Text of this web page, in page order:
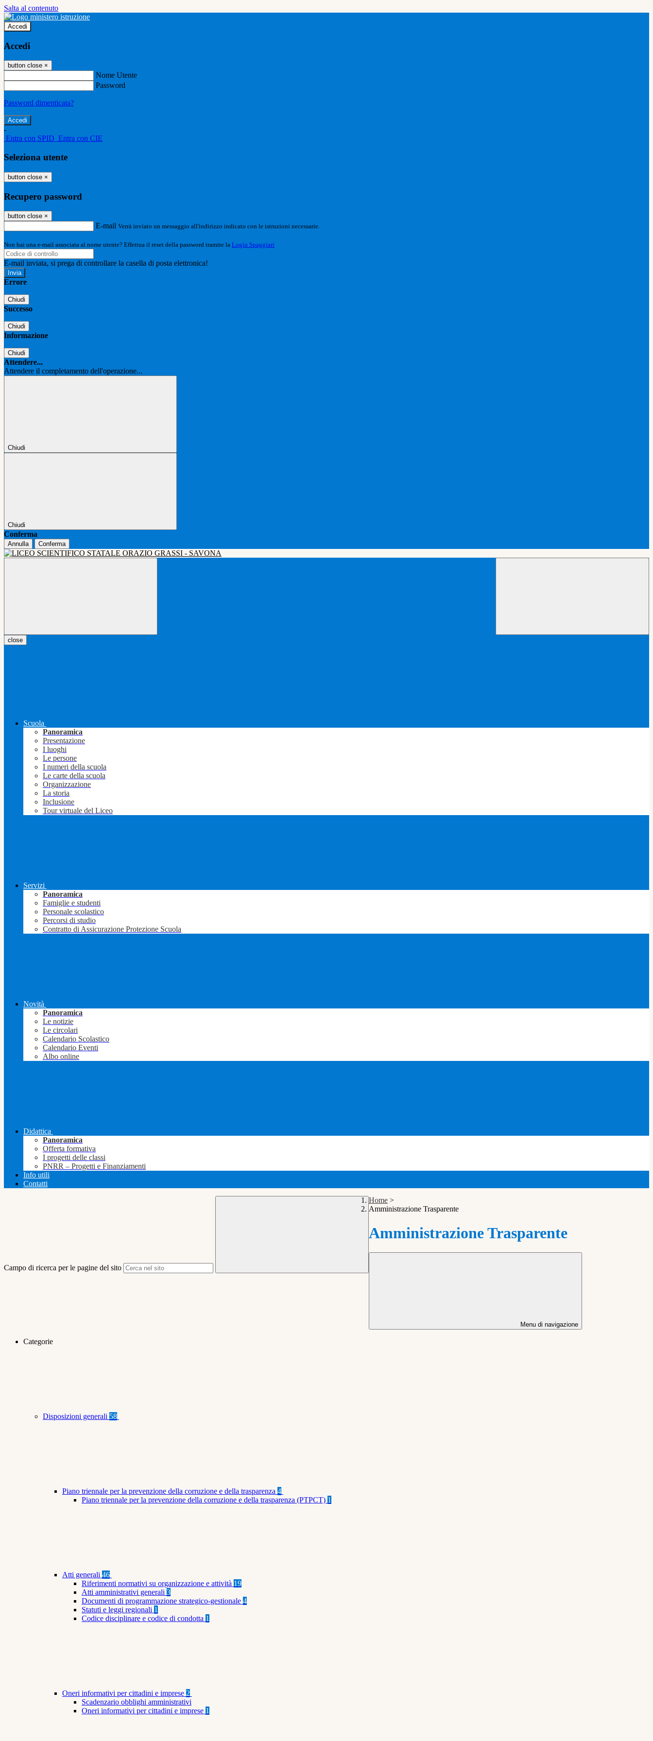
Salta al contenuto
Accedi
Accedi
button close ×
Nome Utente
Password
Password dimenticata?
-
Entra con SPID Entra con CIE
Seleziona utente
button close ×
Recupero password
button close ×
E-mail Verrà inviato un messaggio all'indirizzo indicato con le istruzioni necessarie.
Non hai una e-mail associata al nome utente? Effettua il reset della password tramite la Login Spaggiari
E-mail inviata, si prega di controllare la casella di posta elettronica!
Errore
Chiudi
Successo
Chiudi
Informazione
Chiudi
Attendere...
Attendere il completamento dell'operazione...
Chiudi
Chiudi
Conferma
Annulla Conferma
close
Scuola
Panoramica
Presentazione
I luoghi
Le persone
I numeri della scuola
Le carte della scuola
Organizzazione
La storia
Inclusione
Tour virtuale del Liceo
Servizi
Panoramica
Famiglie e studenti
Personale scolastico
Percorsi di studio
Contratto di Assicurazione Protezione Scuola
Novità
Panoramica
Le notizie
Le circolari
Calendario Scolastico
Calendario Eventi
Albo online
Didattica
Panoramica
Offerta formativa
I progetti delle classi
PNRR – Progetti e Finanziamenti
Info utili
Contatti
Campo di ricerca per le pagine del sito
Home >
Amministrazione Trasparente
Amministrazione Trasparente
Menu di navigazione
Categorie
Disposizioni generali 58
Piano triennale per la prevenzione della corruzione e della trasparenza 4
Piano triennale per la prevenzione della corruzione e della trasparenza (PTPCT) 1
Atti generali 46
Riferimenti normativi su organizzazione e attività 19
Atti amministrativi generali 3
Documenti di programmazione strategico-gestionale 4
Statuti e leggi regionali 1
Codice disciplinare e codice di condotta 1
Oneri informativi per cittadini e imprese 2
Scadenzario obblighi amministrativi
Oneri informativi per cittadini e imprese 1